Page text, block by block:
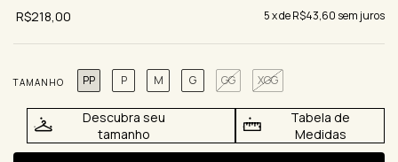
R$218,00 5x deR$43,60 sem juros
TAMANHO PP P M G GG XGG
Descubra seu
tamanho
Tabela de
Medidas